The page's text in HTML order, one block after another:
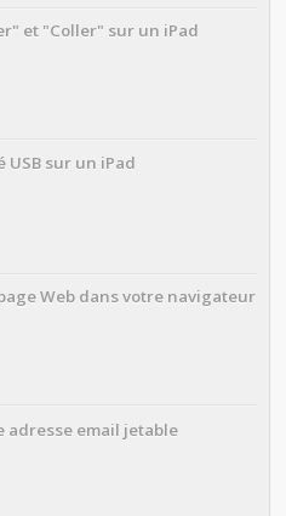
et "Coller" sur un iPad
sur un iPad
Web dans votre navigateur
adresse email jetable